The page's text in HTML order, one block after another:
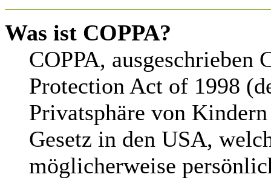
Was ist COPPA?
COPPA,
Protection Act of 1998
Privatsphäre von
Gesetz in den USA,
möglicherweise